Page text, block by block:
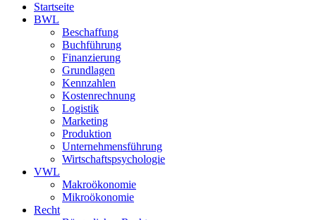
Startseite
BWL
Beschaffung
Buchführung
Finanzierung
Grundlagen
Kennzahlen
Kostenrechnung
Logistik
Marketing
Produktion
Unternehmensführung
Wirtschaftspsychologie
VWL
Makroökonomie
Mikroökonomie
Recht